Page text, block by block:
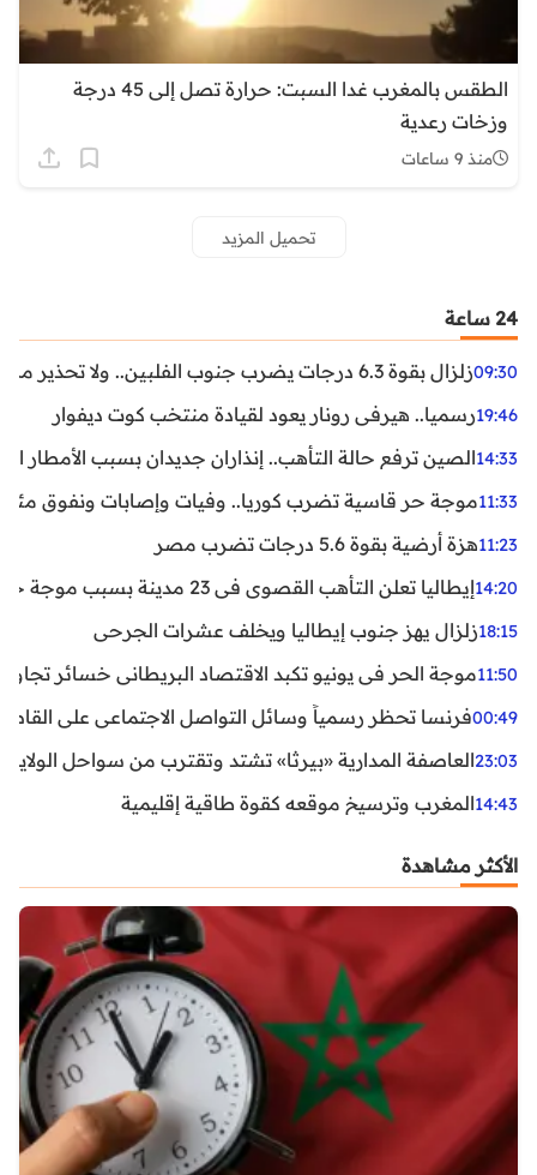
الطقس بالمغرب غدا السبت: حرارة تصل إلى 45 درجة
وزخات رعدية
منذ 9 ساعات
تحميل المزيد
24 ساعة
09:30زلزال بقوة 6.3 درجات يضرب جنوب الفلبين.. ولا تحذير من تسونامي حتى الآن
19:46رسميا.. هيرفي رونار يعود لقيادة منتخب كوت ديفوار
14:33الصين ترفع حالة التأهب.. إنذاران جديدان بسبب الأمطار
11:33موجة حر قاسية تضرب كوريا.. وفيات وإصابات ونفوق مئات
11:23هزة أرضية بقوة 5.6 درجات تضرب مصر
14:20إيطاليا تعلن التأهب القصوى في 23 مدينة بسبب موجة حر شديدة
18:15زلزال يهز جنوب إيطاليا ويخلف عشرات الجرحى
11:50موجة الحر في يونيو تكبد الاقتصاد البريطاني خسائر تجاوزت 1.5 مليار
00:49فرنسا تحظر رسمياً وسائل التواصل الاجتماعي على القاصرين
23:03العاصفة المدارية «بيرثا» تشتد وتقترب من سواحل
14:43المغرب وترسيخ موقعه كقوة طاقية إقليمية
الأكثر مشاهدة